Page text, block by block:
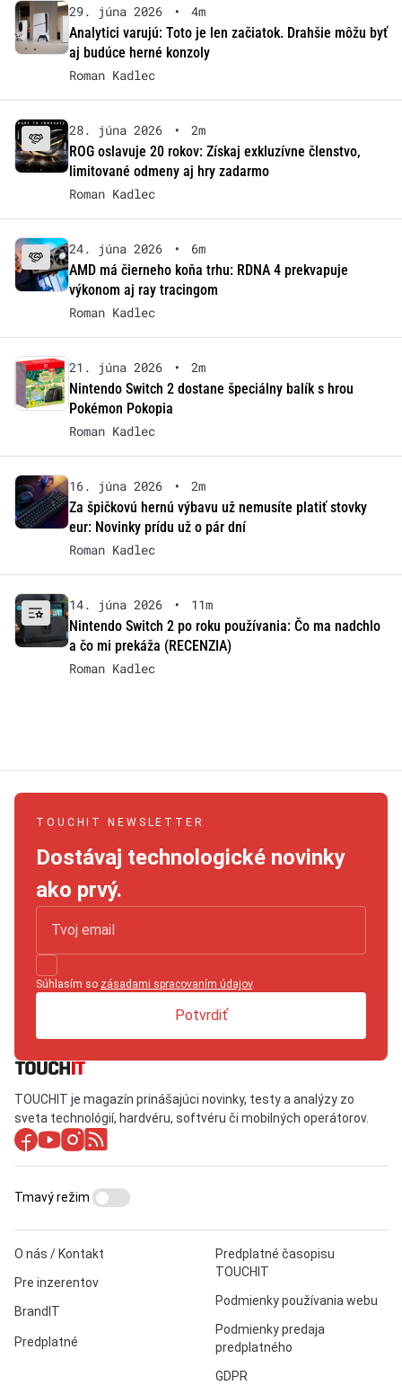
29. júna 2026 •
4m
Analytici varujú: Toto je len začiatok. Drahšie môžu byť
aj budúce herné konzoly
Roman Kadlec
28. júna 2026 •
2m
ROG oslavuje 20 rokov: Získaj exkluzívne členstvo,
limitované odmeny aj hry zadarmo
Roman Kadlec
24. júna 2026 •
6m
AMD má čierneho koňa trhu: RDNA 4 prekvapuje
výkonom aj ray tracingom
Roman Kadlec
21. júna 2026 •
2m
Nintendo Switch 2 dostane špeciálny balík s hrou
Pokémon Pokopia
Roman Kadlec
16. júna 2026 •
2m
Za špičkovú hernú výbavu už nemusíte platiť stovky
eur: Novinky prídu už o pár dní
Roman Kadlec
14. júna 2026 •
11m
Nintendo Switch 2 po roku používania: Čo ma nadchlo
a čo mi prekáža (RECENZIA)
Roman Kadlec
TOUCHIT NEWSLETTER
Dostávaj technologické novinky
ako prvý.
Súhlasím so zásadami spracovaním údajov.
Potvrdiť
TOUCHIT je magazín prinášajúci novinky, testy a analýzy zo
sveta technológií, hardvéru, softvéru či mobilných operátorov.
O nás / Kontakt
Pre inzerentov
BrandIT
Predplatné
Predplatné časopisu
TOUCHIT
Podmienky používania webu
Podmienky predaja
predplatného
GDPR
Tmavý režim